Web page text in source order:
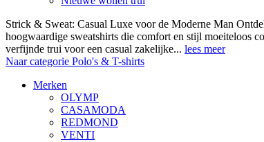
Strick & Sweat: Casual Luxe voor de Moderne Man
hoogwaardige sweatshirts die comfort en stijl moeiteloos
verfijnde trui voor een casual zakelijke... lees meer
Naar categorie Polo's & T-shirts
Merken
OLYMP
CASAMODA
REDMOND
VENTI